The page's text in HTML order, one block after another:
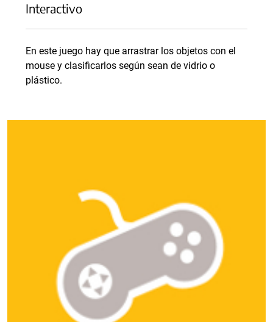
Interactivo
En este juego hay que arrastrar los objetos con el
mouse y clasificarlos según sean de vidrio o
plástico.